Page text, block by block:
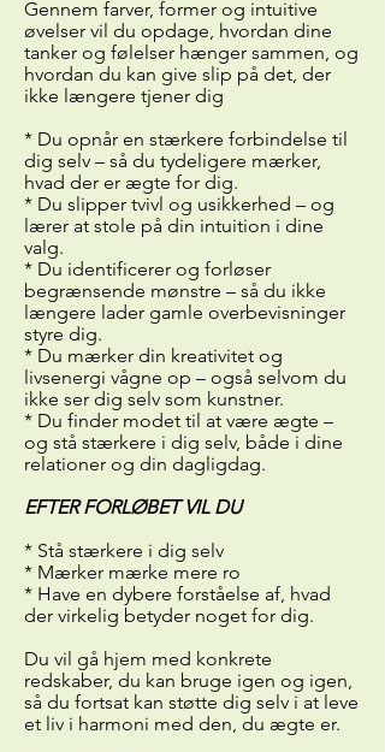
Gennem farver, former og intuitive
øvelser vil du opdage, hvordan dine
tanker og følelser hænger sammen, ​og
hvordan du kan give slip på det, der
ikke længere tjener dig
* Du opnår en stærkere forbindelse til
dig selv – så du tydeligere mærker,
hvad der er ægte for dig.
* Du slipper tvivl og usikkerhed – og
lærer at stole på din intuition i dine
valg.
* Du identificerer og forløser
begrænsende mønstre – så du ikke
længere lader gamle overbevisninger
styre dig.
* Du mærker din kreativitet og
livsenergi vågne op – også selvom du
ikke ser dig selv som kunstner.
* Du finder modet til at være ægte –
og stå stærkere i dig selv, både i dine
relationer og din dagligdag.
EFTER FORLØBET VIL DU
* Stå stærkere i dig selv
* Mærker mærke mere ro
* Have en dybere forståelse af, hvad
der virkelig betyder noget for dig.
Du vil gå hjem med konkrete
redskaber, du kan bruge igen og igen,
så du fortsat kan støtte dig selv i at leve
et liv i harmoni med den, du ægte er.